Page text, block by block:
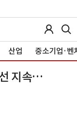
산업 중소기업·벤
지속…